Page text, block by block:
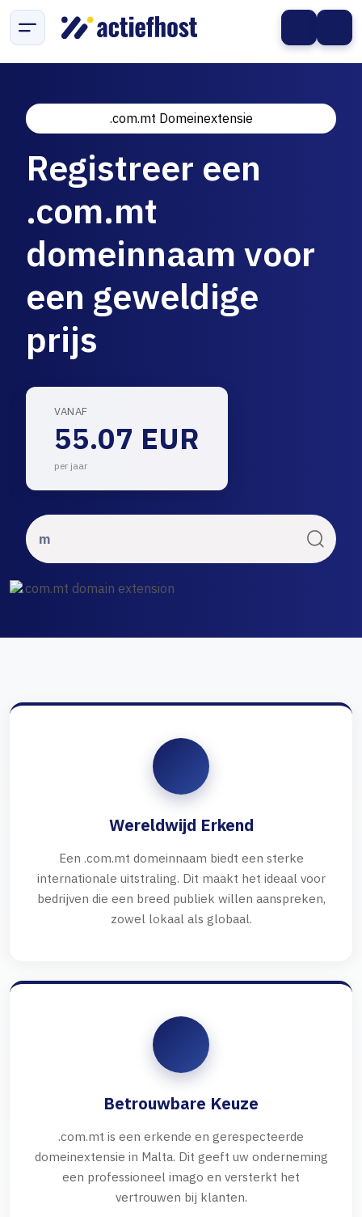
.com.mt Domeinextensie
Registreer een
.com.mt
domeinnaam voor
een geweldige
prijs
VANAF
55.07 EUR
per jaar
Wereldwijd Erkend
Een .com.mt domeinnaam biedt een sterke
internationale uitstraling. Dit maakt het ideaal voor
bedrijven die een breed publiek willen aanspreken,
zowel lokaal als globaal.
Betrouwbare Keuze
.com.mt is een erkende en gerespecteerde
domeinextensie in Malta. Dit geeft uw onderneming
een professioneel imago en versterkt het
vertrouwen bij klanten.